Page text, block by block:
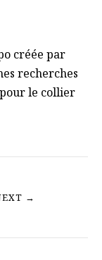
créée par
recherches
le collier
→